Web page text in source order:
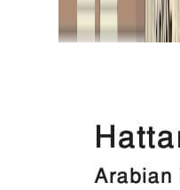
باز کردن چیدمان